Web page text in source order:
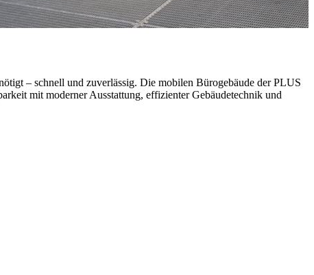
– schnell und zuverlässig. Die mobilen Bürogebäude der PLUS
mit moderner Ausstattung, effizienter Gebäudetechnik und